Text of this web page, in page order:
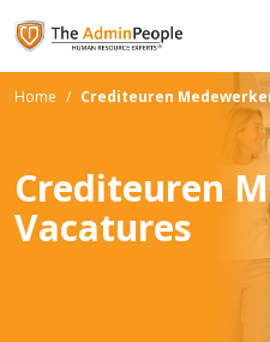
Home / Crediteuren
Crediteuren
Vacatures